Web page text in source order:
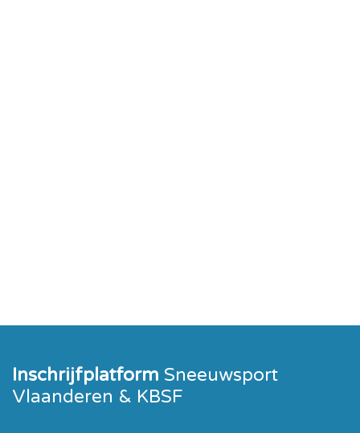
Inschrijfplatform Sneeuwsport
Vlaanderen & KBSF